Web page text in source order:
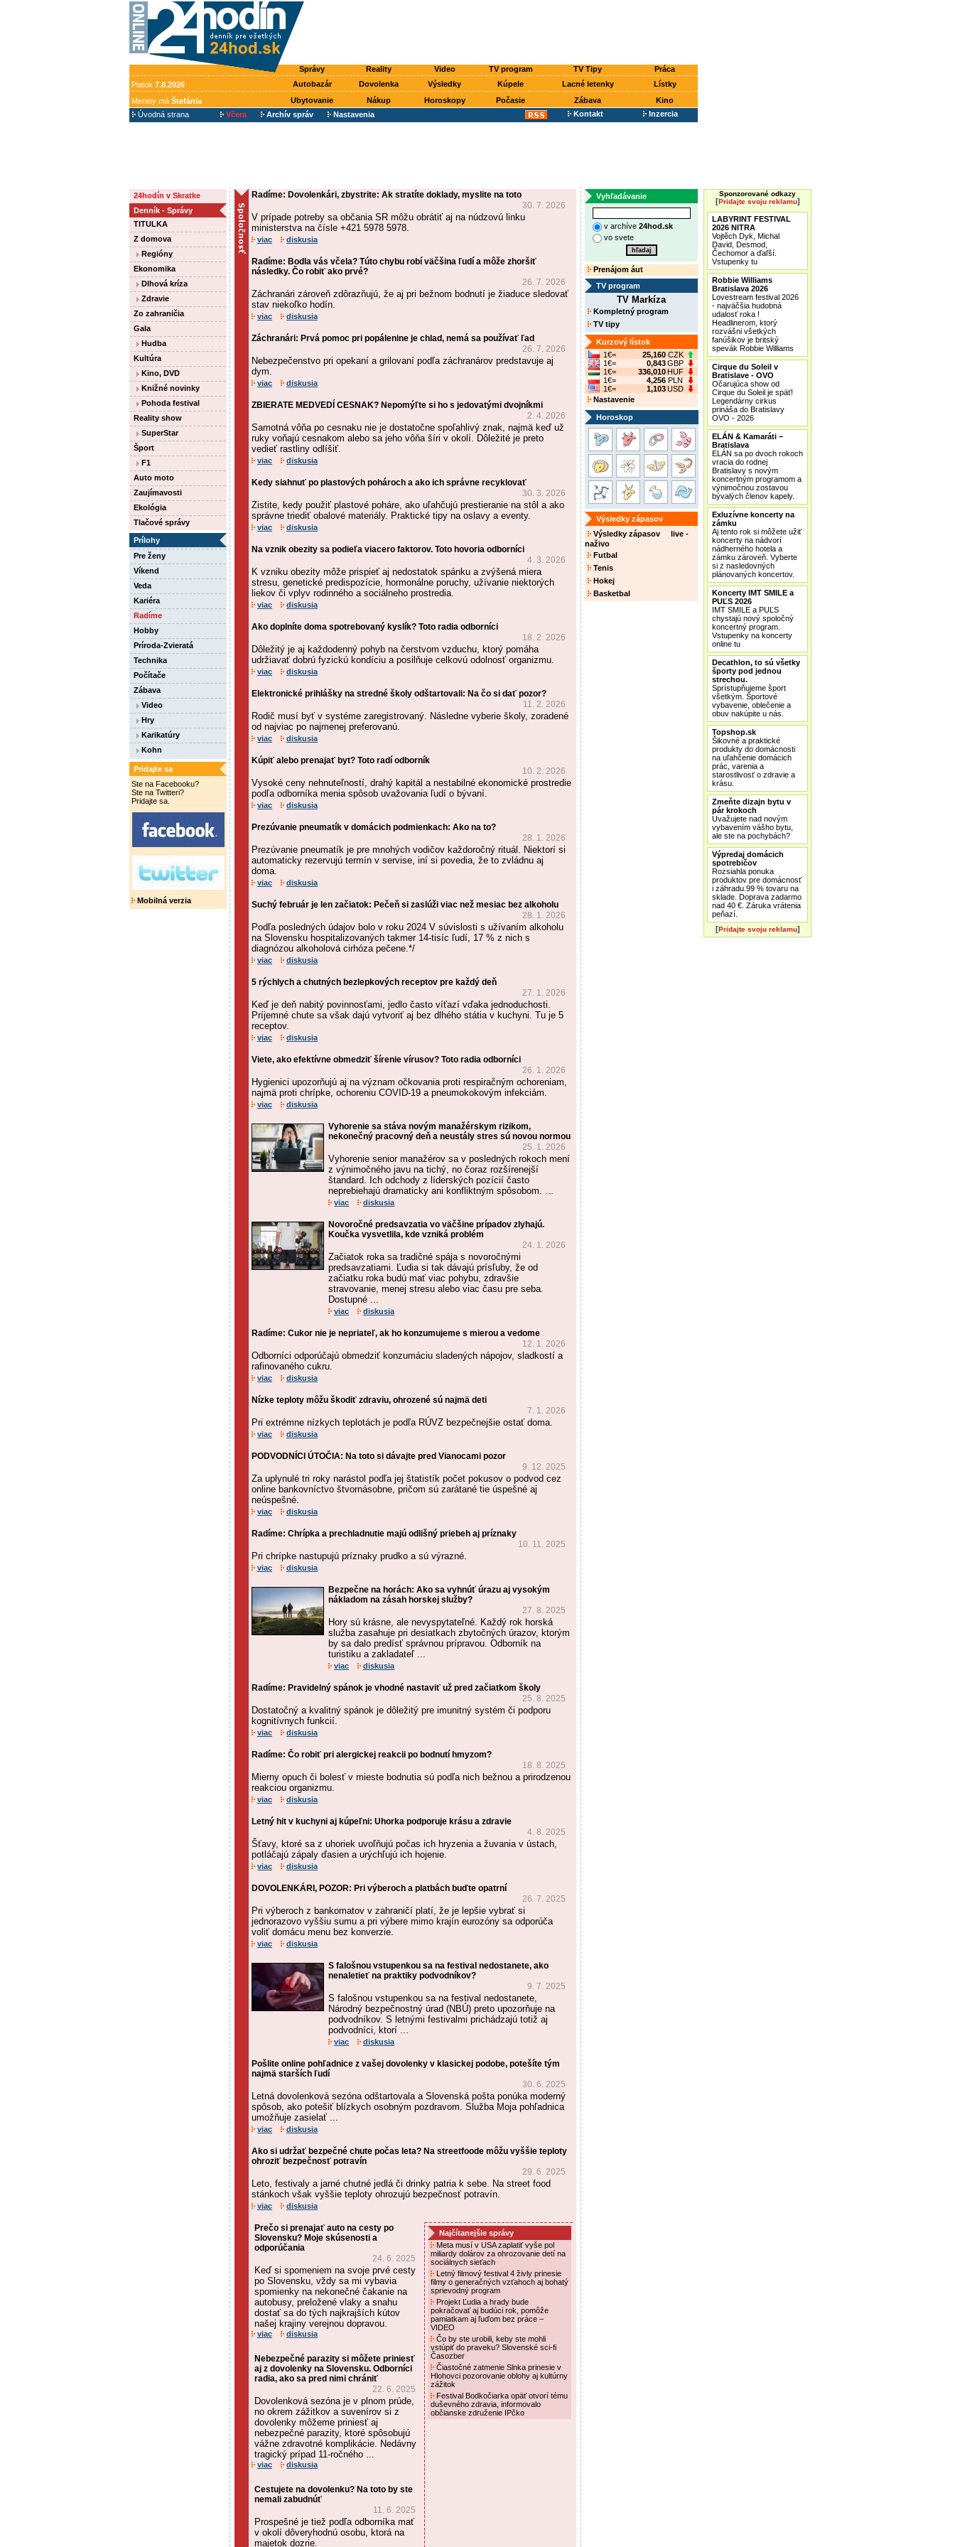
Správy Reality Video TV program TV Tipy
Práca
Piatok 7.8.2026 Autobazár Dovolenka Výsledky Kúpele Lacné letenky
Lístky
Meniny má Štefánia Ubytovanie Nákup Horoskopy Počasie Zábava
Kino
Úvodná strana
Včera Archív správ Nastavenia Kontakt Inzercia
24hodín v Skratke
Denník - Správy
TITULKA
Z domova
Regióny
Ekonomika
Dlhová kríza
Zdravie
Zo zahraničia
Gala
Hudba
Kultúra
Kino, DVD
Knižné novinky
Pohoda festival
Reality show
SuperStar
Šport
F1
Auto moto
Zaujímavosti
Ekológia
Tlačové správy
Prílohy
Pre ženy
Víkend
Veda
Kariéra
Radíme
Hobby
Príroda-Zvieratá
Technika
Počítače
Zábava
Video
Hry
Karikatúry
Kohn
Pridajte sa
Ste na Facebooku?
Ste na Twitteri?
Pridajte sa.
Mobilná verzia
Radíme: Dovolenkári, zbystrite: Ak stratíte doklady, myslite na toto
30. 7. 2026
V prípade potreby sa občania SR môžu obrátiť aj na núdzovú linku
ministerstva na čísle +421 5978 5978.
viac diskusia
Radíme: Bodla vás včela? Túto chybu robí väčšina ľudí a môže zhoršiť
následky. Čo robiť ako prvé?
26. 7. 2026
Záchranári zároveň zdôrazňujú, že aj pri bežnom bodnutí je žiaduce sledovať
stav niekoľko hodín.
viac diskusia
Záchranári: Prvá pomoc pri popálenine je chlad, nemá sa používať ľad
26. 7. 2026
Nebezpečenstvo pri opekaní a grilovaní podľa záchranárov predstavuje aj
dym.
viac diskusia
ZBIERATE MEDVEDÍ CESNAK? Nepomýľte si ho s jedovatými dvojníkmi
2. 4. 2026
Samotná vôňa po cesnaku nie je dostatočne spoľahlivý znak, najmä keď už
ruky voňajú cesnakom alebo sa jeho vôňa šíri v okolí. Dôležité je preto
vedieť rastliny odlíšiť.
viac diskusia
Kedy siahnuť po plastových pohároch a ako ich správne recyklovať
30. 3. 2026
Zistite, kedy použiť plastové poháre, ako uľahčujú prestieranie na stôl a ako
správne triediť obalové materiály. Praktické tipy na oslavy a eventy.
viac diskusia
Na vznik obezity sa podieľa viacero faktorov. Toto hovoria odborníci
4. 3. 2026
K vzniku obezity môže prispieť aj nedostatok spánku a zvýšená miera
stresu, genetické predispozície, hormonálne poruchy, užívanie niektorých
liekov či vplyv rodinného a sociálneho prostredia.
viac diskusia
Ako doplníte doma spotrebovaný kyslík? Toto radia odborníci
18. 2. 2026
Dôležitý je aj každodenný pohyb na čerstvom vzduchu, ktorý pomáha
udržiavať dobrú fyzickú kondíciu a posilňuje celkovú odolnosť organizmu.
viac diskusia
Elektronické prihlášky na stredné školy odštartovali: Na čo si dať pozor?
11. 2. 2026
Rodič musí byť v systéme zaregistrovaný. Následne vyberie školy, zoradené
od najviac po najmenej preferovanú.
viac diskusia
Kúpiť alebo prenajať byt? Toto radí odborník
10. 2. 2026
Vysoké ceny nehnuteľností, drahý kapitál a nestabilné ekonomické prostredie
podľa odborníka menia spôsob uvažovania ľudí o bývaní.
viac diskusia
Prezúvanie pneumatík v domácich podmienkach: Ako na to?
28. 1. 2026
Prezúvanie pneumatík je pre mnohých vodičov každoročný rituál. Niektorí si
automaticky rezervujú termín v servise, iní si povedia, že to zvládnu aj
doma.
viac diskusia
Suchý február je len začiatok: Pečeň si zaslúži viac než mesiac bez alkoholu
28. 1. 2026
Podľa posledných údajov bolo v roku 2024 V súvislosti s užívaním alkoholu
na Slovensku hospitalizovaných takmer 14-tisíc ľudí, 17 % z nich s
diagnózou alkoholová cirhóza pečene.*/
viac diskusia
5 rýchlych a chutných bezlepkových receptov pre každý deň
27. 1. 2026
Keď je deň nabitý povinnosťami, jedlo často víťazí vďaka jednoduchosti.
Príjemné chute sa však dajú vytvoriť aj bez dlhého státia v kuchyni. Tu je 5
receptov.
viac diskusia
Viete, ako efektívne obmedziť šírenie vírusov? Toto radia odborníci
26. 1. 2026
Hygienici upozorňujú aj na význam očkovania proti respiračným ochoreniam,
najmä proti chrípke, ochoreniu COVID-19 a pneumokokovým infekciám.
viac diskusia
Vyhorenie sa stáva novým manažérskym rizikom,
nekonečný pracovný deň a neustály stres sú novou normou
25. 1. 2026
Vyhorenie senior manažérov sa v posledných rokoch mení
z výnimočného javu na tichý, no čoraz rozšírenejší
štandard. Ich odchody z líderských pozícií často
neprebiehajú dramaticky ani konfliktným spôsobom. ...
viac diskusia
Novoročné predsavzatia vo väčšine prípadov zlyhajú.
Koučka vysvetlila, kde vzniká problém
24. 1. 2026
Začiatok roka sa tradičné spája s novoročnými
predsavzatiami. Ľudia si tak dávajú prísľuby, že od
začiatku roka budú mať viac pohybu, zdravšie
stravovanie, menej stresu alebo viac času pre seba.
Dostupné ...
viac diskusia
Radíme: Cukor nie je nepriateľ, ak ho konzumujeme s mierou a vedome
12. 1. 2026
Odborníci odporúčajú obmedziť konzumáciu sladených nápojov, sladkostí a
rafinovaného cukru.
viac diskusia
Nízke teploty môžu škodiť zdraviu, ohrozené sú najmä deti
7. 1. 2026
Pri extrémne nízkych teplotách je podľa RÚVZ bezpečnejšie ostať doma.
viac diskusia
PODVODNÍCI ÚTOČIA: Na toto si dávajte pred Vianocami pozor
9. 12. 2025
Za uplynulé tri roky narástol podľa jej štatistík počet pokusov o podvod cez
online bankovníctvo štvornásobne, pričom sú zarátané tie úspešné aj
neúspešné.
viac diskusia
Radíme: Chrípka a prechladnutie majú odlišný priebeh aj príznaky
10. 11. 2025
Pri chrípke nastupujú príznaky prudko a sú výrazné.
viac diskusia
Bezpečne na horách: Ako sa vyhnúť úrazu aj vysokým
nákladom na zásah horskej služby?
27. 8. 2025
Hory sú krásne, ale nevyspytateľné. Každý rok horská
služba zasahuje pri desiatkach zbytočných úrazov, ktorým
by sa dalo predísť správnou prípravou. Odborník na
turistiku a zakladateľ ...
viac diskusia
Radíme: Pravidelný spánok je vhodné nastaviť už pred začiatkom školy
25. 8. 2025
Dostatočný a kvalitný spánok je dôležitý pre imunitný systém či podporu
kognitívnych funkcií.
viac diskusia
Radíme: Čo robiť pri alergickej reakcii po bodnutí hmyzom?
18. 8. 2025
Mierny opuch či bolesť v mieste bodnutia sú podľa nich bežnou a prirodzenou
reakciou organizmu.
viac diskusia
Letný hit v kuchyni aj kúpeľni: Uhorka podporuje krásu a zdravie
4. 8. 2025
Šťavy, ktoré sa z uhoriek uvoľňujú počas ich hryzenia a žuvania v ústach,
potláčajú zápaly ďasien a urýchľujú ich hojenie.
viac diskusia
DOVOLENKÁRI, POZOR: Pri výberoch a platbách buďte opatrní
26. 7. 2025
Pri výberoch z bankomatov v zahraničí platí, že je lepšie vybrať si
jednorazovo vyššiu sumu a pri výbere mimo krajín eurozóny sa odporúča
voliť domácu menu bez konverzie.
viac diskusia
S falošnou vstupenkou sa na festival nedostanete, ako
nenaletieť na praktiky podvodníkov?
9. 7. 2025
S falošnou vstupenkou sa na festival nedostanete,
Národný bezpečnostný úrad (NBÚ) preto upozorňuje na
podvodníkov. S letnými festivalmi prichádzajú totiž aj
podvodníci, ktorí ...
viac diskusia
Pošlite online pohľadnice z vašej dovolenky v klasickej podobe, potešíte tým
najmä starších ľudí
30. 6. 2025
Letná dovolenková sezóna odštartovala a Slovenská pošta ponúka moderný
spôsob, ako potešiť blízkych osobným pozdravom. Služba Moja pohľadnica
umožňuje zasielať ...
viac diskusia
Ako si udržať bezpečné chute počas leta? Na streetfoode môžu vyššie teploty
ohroziť bezpečnosť potravín
29. 6. 2025
Leto, festivaly a jarné chutné jedlá či drinky patria k sebe. Na street food
stánkoch však vyššie teploty ohrozujú bezpečnosť potravín.
viac diskusia
Prečo si prenajať auto na cesty po
Slovensku? Moje skúsenosti a
odporúčania
24. 6. 2025
Keď si spomeniem na svoje prvé cesty
po Slovensku, vždy sa mi vybavia
spomienky na nekonečné čakanie na
autobusy, preložené vlaky a snahu
dostať sa do tých najkrajších kútov
našej krajiny verejnou dopravou.
viac diskusia
Nebezpečné parazity si môžete priniesť
aj z dovolenky na Slovensku. Odborníci
radia, ako sa pred nimi chrániť
22. 6. 2025
Dovolenková sezóna je v plnom prúde,
no okrem zážitkov a suvenírov si z
dovolenky môžeme priniesť aj
nebezpečné parazity, ktoré spôsobujú
vážne zdravotné komplikácie. Nedávny
tragický prípad 11-ročného ...
viac diskusia
Cestujete na dovolenku? Na toto by ste
nemali zabudnúť
11. 6. 2025
Prospešné je tiež podľa odborníka mať
v okolí dôveryhodnú osobu, ktorá na
majetok dozrie.
Najčítanejšie správy
Meta musí v USA zaplatiť vyše pol
miliardy dolárov za ohrozovanie detí na
sociálnych sieťach
Letný filmový festival 4 živly prinesie
filmy o generačných vzťahoch aj bohatý
sprievodný program
Projekt Ľudia a hrady bude
pokračovať aj budúci rok, pomôže
pamiatkam aj ľuďom bez práce –
VIDEO
Čo by ste urobili, keby ste mohli
vstúpiť do praveku? Slovenské sci-fi
Časozber
Čiastočné zatmenie Slnka prinesie v
Hlohovci pozorovanie oblohy aj kultúrny
zážitok
Festival Bodkočiarka opäť otvorí tému
duševného zdravia, informovalo
občianske združenie IPčko
Vyhľadávanie
v archíve 24hod.sk
vo svete
Prenájom áut
TV program
TV Markíza
Kompletný program
TV tipy
Kurzový lístok
1€=
25,160 CZK
1€=
0,843GBP
1€=
336,010HUF
1€=
4,256 PLN
1€=
1,103USD
Nastavenie
Horoskop
Výsledky zápasov
Výsledky zápasov live -
naživo
Futbal
Tenis
Hokej
Basketbal
Sponzorované odkazy
[Pridajte svoju reklamu]
LABYRINT FESTIVAL
2026 NITRA
Vojtěch Dyk, Michal
David, Desmod,
Čechomor a ďaľší.
Vstupenky tu
Robbie Williams
Bratislava 2026
Lovestream festival 2026
- najväčšia hudobná
udalosť roka !
Headlinerom, ktorý
rozvášni všetkých
fanúšikov je britský
spevák Robbie Williams
Cirque du Soleil v
Bratislave - OVO
Očarujúca show od
Cirque du Soleil je späť!
Legendárny cirkus
prináša do Bratislavy
OVO - 2026
ELÁN & Kamaráti –
Bratislava
ELÁN sa po dvoch rokoch
vracia do rodnej
Bratislavy s novým
koncertným programom a
výnimočnou zostavou
bývalých členov kapely.
Exluzívne koncerty na
zámku
Aj tento rok si môžete užiť
koncerty na nádvorí
nádherného hotela a
zámku zároveň. Vyberte
si z nasledovných
plánovaných koncertov.
Koncerty IMT SMILE a
PUĽS 2026
IMT SMILE a PUĽS
chystajú nový spoločný
koncertný program.
Vstupenky na koncerty
online tu
Decathlon, to sú všetky
športy pod jednou
strechou.
Sprístupňujeme šport
všetkým. Športové
vybavenie, oblečenie a
obuv nakúpite u nás.
Topshop.sk
Šikovné a praktické
produkty do domácnosti
na uľahčenie domácich
prác, varenia a
starostlivosť o zdravie a
krásu.
Zmeňte dizajn bytu v
pár krokoch
Uvažujete nad novým
vybavením vášho bytu,
ale ste na pochybách?
Výpredaj domácich
spotrebičov
Rozsiahla ponuka
produktov pre domácnosť
i záhradu.99 % tovaru na
sklade. Doprava zadarmo
nad 40 €. Záruka vrátenia
peňazí.
[Pridajte svoju reklamu]